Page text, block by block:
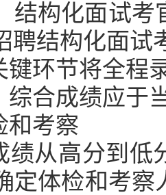
结构化面试
聘结构化面试
键环节将全程
综合成绩应于
和考察
绩从高分到低
定体检和考